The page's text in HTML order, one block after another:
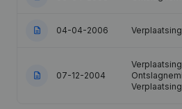
04-04-2006
07-12-2004